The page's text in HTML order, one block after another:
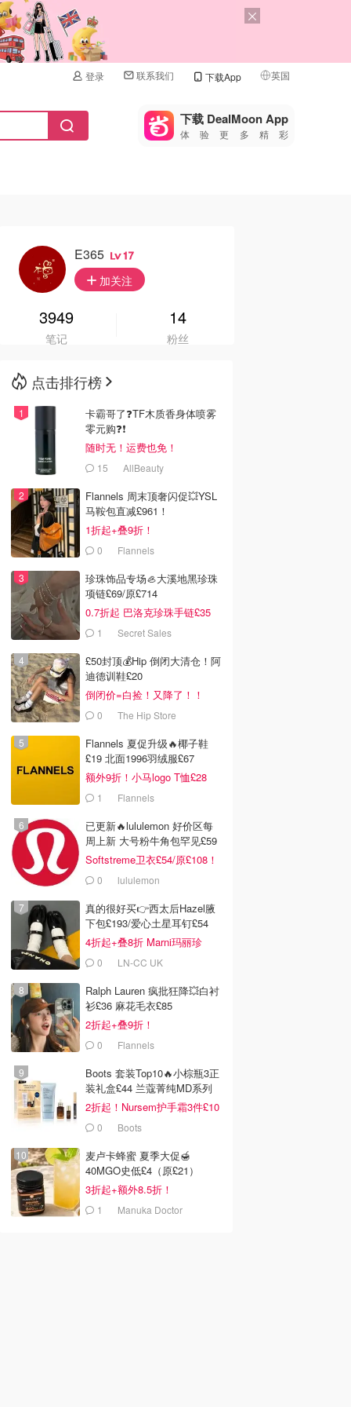
登录 联系我们 下载App 英国
🇺🇸
🇨🇳 中国
🇦🇺
下载 DealMoon App
体验更多精彩
E365 17
加关注
3949
笔记
14
粉丝
点击排行榜
卡霸哥了❓TF木质香身体喷雾
零元购❓❗
随时无！运费也免！
15 AllBeauty
Flannels 周末顶奢闪促💥YSL
马鞍包直减£961！
1折起+叠9折！
0 Flannels
珍珠饰品专场🦪大溪地黑珍珠
项链£69/原£714
0.7折起 巴洛克珍珠手链£35
1 Secret Sales
£50封顶💰Hip 倒闭大清仓！阿
迪德训鞋£20
倒闭价=白捡！又降了！！
0 The Hip Store
Flannels 夏促升级🔥椰子鞋
£19 北面1996羽绒服£67
额外9折！小马logo T恤£28
1 Flannels
已更新🔥lululemon 好价区每
周上新 大号粉牛角包罕见£59
Softstreme卫衣£54/原£108！
0 lululemon
真的很好买👉西太后Hazel腋
下包£193/爱心土星耳钉£54
4折起+叠8折 Marni玛丽珍
£2120 LN-CC UK
Ralph Lauren 疯批狂降💥白衬
衫£36 麻花毛衣£85
2折起+叠9折！
0 Flannels
Boots 套装Top10🔥小棕瓶3正
装礼盒£44 兰蔻菁纯MD系列
首折
2折起！Nursem护手霜3件£10
0 Boots
麦卢卡蜂蜜 夏季大促🍯
40MGO史低£4（原£21）
3折起+额外8.5折！
1 Manuka Doctor